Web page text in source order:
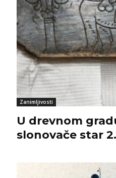
Zanimljivosti
U drevnom
slonovače star